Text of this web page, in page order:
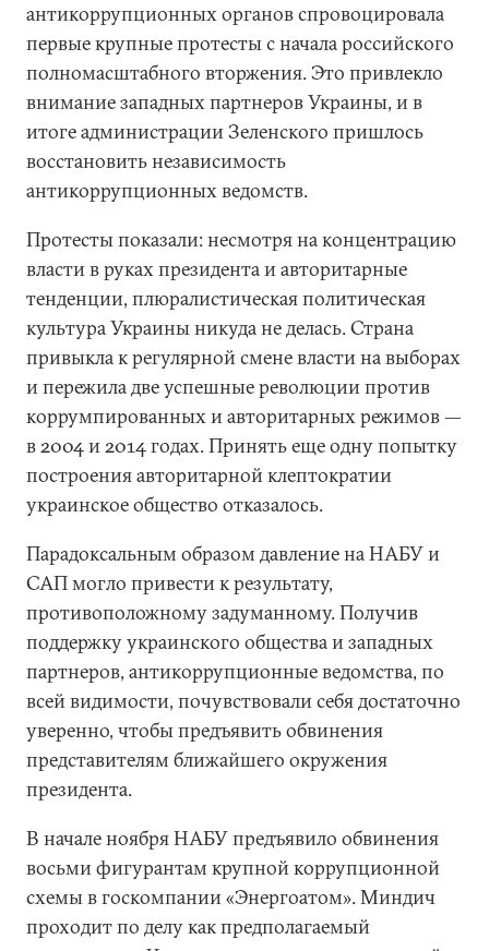
антикоррупционных органов спровоцировала
первые крупные протесты с начала российского
полномасштабного вторжения. Это привлекло
внимание западных партнеров Украины, и в
итоге администрации Зеленского пришлось
восстановить независимость
антикоррупционных ведомств.
Протесты показали: несмотря на концентрацию
власти в руках президента и авторитарные
тенденции, плюралистическая политическая
культура Украины никуда не делась. Страна
привыкла к регулярной смене власти на выборах
и пережила две успешные революции против
коррумпированных и авторитарных режимов —
в 2004 и 2014 годах. Принять еще одну попытку
построения авторитарной клептократии
украинское общество отказалось.
Парадоксальным образом давление на НАБУ и
САП могло привести к результату,
противоположному задуманному. Получив
поддержку украинского общества и западных
партнеров, антикоррупционные ведомства, по
всей видимости, почувствовали себя достаточно
уверенно, чтобы предъявить обвинения
представителям ближайшего окружения
президента.
В начале ноября НАБУ предъявило обвинения
восьми фигурантам крупной коррупционной
схемы в госкомпании «Энергоатом». Миндич
проходит по делу как предполагаемый